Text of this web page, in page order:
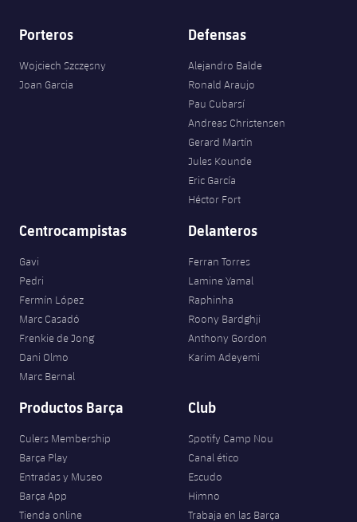
Porteros
Wojciech Szczęsny
Joan Garcia
Defensas
Alejandro Balde
Ronald Araujo
Pau Cubarsí
Andreas Christensen
Gerard Martín
Jules Kounde
Eric García
Héctor Fort
Centrocampistas
Gavi
Pedri
Fermín López
Marc Casadó
Frenkie de Jong
Dani Olmo
Marc Bernal
Delanteros
Ferran Torres
Lamine Yamal
Raphinha
Roony Bardghji
Anthony Gordon
Karim Adeyemi
Productos Barça
Culers Membership
Barça Play
Entradas y Museo
Barça App
Tienda online
Club
Spotify Camp Nou
Canal ético
Escudo
Himno
Trabaja en las Barça